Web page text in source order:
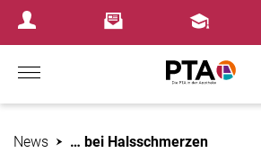
Login MenuNewsletter
Home
News … bei Halsschmerzen